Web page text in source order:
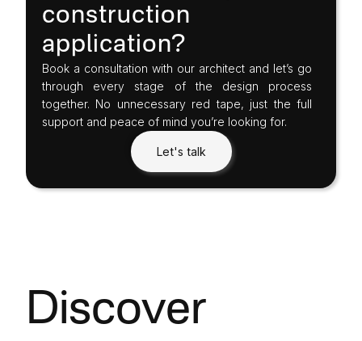
construction
application?
Book a consultation with our architect and let’s go
through every stage of the design process
together. No unnecessary red tape, just the full
support and peace of mind you’re looking for.
Let's talk
Discover